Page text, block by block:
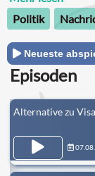
Politik
Neueste
Episoden
Alternative zu